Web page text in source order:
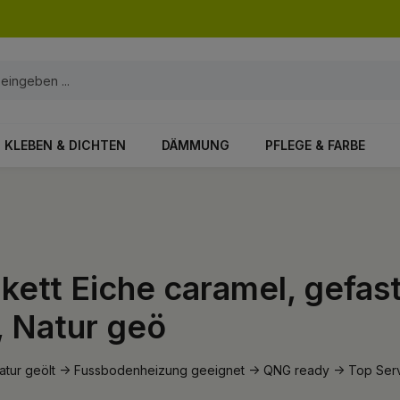
KLEBEN & DICHTEN DÄMMUNG PFLEGE & FARBE
Eiche caramel,
Natur geö
geölt -> Fussbodenheizung geeignet -> QNG ready -> Top